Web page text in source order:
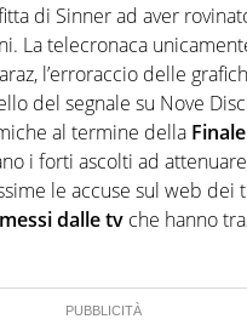
di Sinner ad aver
La telecronaca
l’erroraccio delle
del segnale su Nove
al termine della
i forti ascolti ad
le accuse sul web dei
dalle tv che hanno